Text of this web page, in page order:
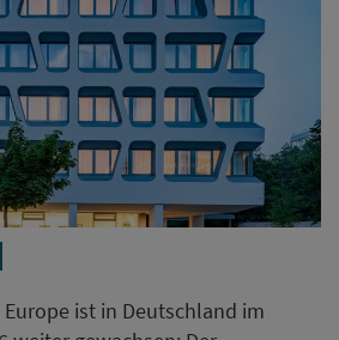
ist in Deutschland im